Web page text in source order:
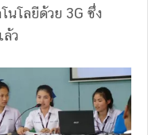
นโลยีด้วย 3G ซึ่ง
ว